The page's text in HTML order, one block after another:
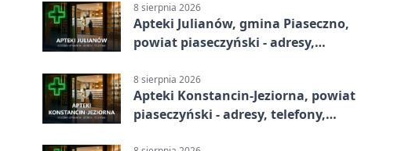
8 sierpnia 2026
Apteki Julianów, gmina Piaseczno,
powiat piaseczyński - adresy,
8 sierpnia 2026
Apteki Konstancin-Jeziorna, powiat
piaseczyński - adresy, telefony,